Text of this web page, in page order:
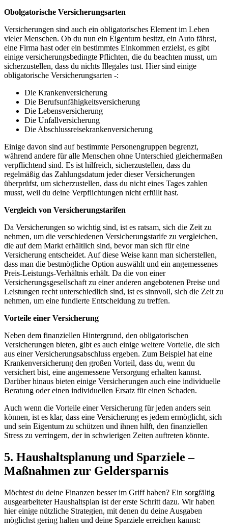
Obolgatorische Versicherungsarten
Versicherungen sind auch ein obligatorisches Element im Leben
vieler Menschen. Ob du nun ein Eigentum besitzt, ein Auto fährst,
eine Firma hast oder ein bestimmtes Einkommen erzielst, es gibt
einige versicherungsbedingte Pflichten, die du beachten musst, um
sicherzustellen, dass du nichts Illegales tust. Hier sind einige
obligatorische Versicherungsarten -:
Die Krankenversicherung
Die Berufsunfähigkeitsversicherung
Die Lebensversicherung
Die Unfallversicherung
Die Abschlussreisekrankenversicherung
Einige davon sind auf bestimmte Personengruppen begrenzt,
während andere für alle Menschen ohne Unterschied gleichermaßen
verpflichtend sind. Es ist hilfreich, sicherzustellen, dass du
regelmäßig das Zahlungsdatum jeder dieser Versicherungen
überprüfst, um sicherzustellen, dass du nicht eines Tages zahlen
musst, weil du deine Verpflichtungen nicht erfüllt hast.
Vergleich von Versicherungstarifen
Da Versicherungen so wichtig sind, ist es ratsam, sich die Zeit zu
nehmen, um die verschiedenen Versicherungstarife zu vergleichen,
die auf dem Markt erhältlich sind, bevor man sich für eine
Versicherung entscheidet. Auf diese Weise kann man sicherstellen,
dass man die bestmögliche Option auswählt und ein angemessenes
Preis-Leistungs-Verhältnis erhält. Da die von einer
Versicherungsgesellschaft zu einer anderen angebotenen Preise und
Leistungen recht unterschiedlich sind, ist es sinnvoll, sich die Zeit zu
nehmen, um eine fundierte Entscheidung zu treffen.
Vorteile einer Versicherung
Neben dem finanziellen Hintergrund, den obligatorischen
Versicherungen bieten, gibt es auch einige weitere Vorteile, die sich
aus einer Versicherungsabschluss ergeben. Zum Beispiel hat eine
Krankenversicherung den großen Vorteil, dass du, wenn du
versichert bist, eine angemessene Versorgung erhalten kannst.
Darüber hinaus bieten einige Versicherungen auch eine individuelle
Beratung oder einen individuellen Ersatz für einen Schaden.
Auch wenn die Vorteile einer Versicherung für jeden anders sein
können, ist es klar, dass eine Versicherung es jedem ermöglicht, sich
und sein Eigentum zu schützen und ihnen hilft, den finanziellen
Stress zu verringern, der in schwierigen Zeiten auftreten könnte.
5. Haushaltsplanung und Sparziele –
Maßnahmen zur Geldersparnis
Möchtest du deine Finanzen besser im Griff haben? Ein sorgfältig
ausgearbeiteter Haushaltsplan ist der erste Schritt dazu. Wir haben
hier einige nützliche Strategien, mit denen du deine Ausgaben
möglichst gering halten und deine Sparziele erreichen kannst: